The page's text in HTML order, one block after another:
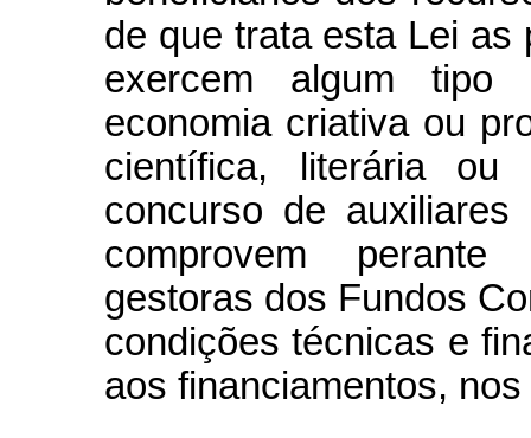
de que trata esta Lei
exercem algum tipo
economia criativa ou
científica, literária
concurso de
comprovem
gestoras dos Fundos
condições técnicas e
aos financiamentos,